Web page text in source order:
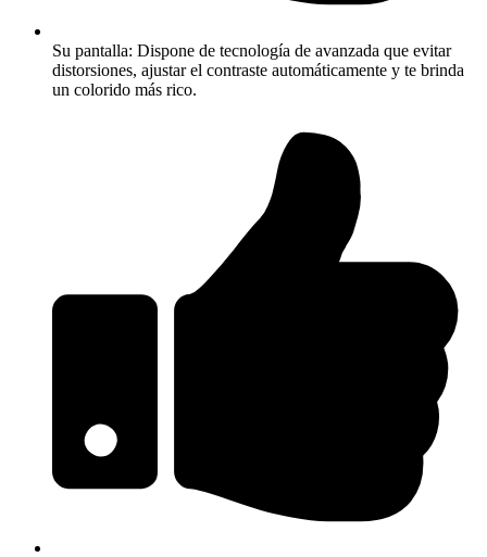
Su pantalla: Dispone de tecnología de avanzada que evitar
distorsiones, ajustar el contraste automáticamente y te brinda
un colorido más rico.